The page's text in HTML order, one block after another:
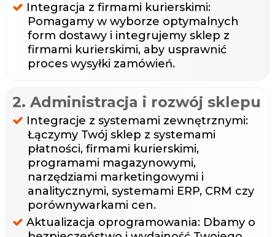
Integracja z firmami kurierskimi:
Pomagamy w wyborze optymalnych
form dostawy i integrujemy sklep z
firmami kurierskimi, aby usprawnić
proces wysyłki zamówień.
2. Administracja i rozwój sklepu
Integracje z systemami zewnętrznymi:
Łączymy Twój sklep z systemami
płatności, firmami kurierskimi,
programami magazynowymi,
narzędziami marketingowymi i
analitycznymi, systemami ERP, CRM czy
porównywarkami cen.
Aktualizacja oprogramowania: Dbamy o